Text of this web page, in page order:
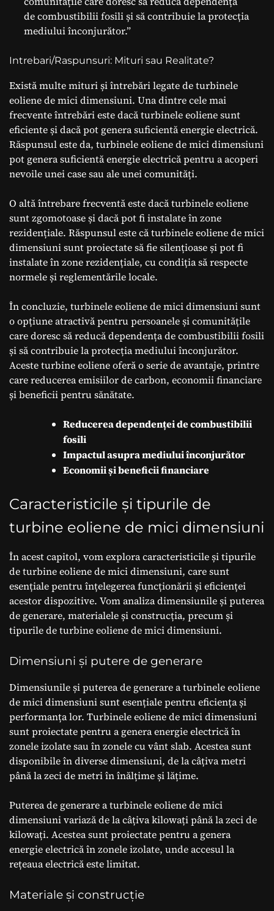
de combustibilii fosili și să contribuie la protecția
mediului înconjurător.”
Intrebari/Raspunsuri: Mituri sau Realitate?
Există multe mituri și întrebări legate de turbinele
eoliene de mici dimensiuni. Una dintre cele mai
frecvente întrebări este dacă turbinele eoliene sunt
eficiente și dacă pot genera suficientă energie electrică.
Răspunsul este da, turbinele eoliene de mici dimensiuni
pot genera suficientă energie electrică pentru a acoperi
nevoile unei case sau ale unei comunități.
O altă întrebare frecventă este dacă turbinele eoliene
sunt zgomotoase și dacă pot fi instalate în zone
rezidențiale. Răspunsul este că turbinele eoliene de mici
dimensiuni sunt proiectate să fie silențioase și pot fi
instalate în zone rezidențiale, cu condiția să respecte
normele și reglementările locale.
În concluzie, turbinele eoliene de mici dimensiuni sunt
o opțiune atractivă pentru persoanele și comunitățile
care doresc să reducă dependența de combustibilii fosili
și să contribuie la protecția mediului înconjurător.
Aceste turbine eoliene oferă o serie de avantaje, printre
care reducerea emisiilor de carbon, economii financiare
și beneficii pentru sănătate.
Reducerea dependenței de combustibilii
fosili
Impactul asupra mediului înconjurător
Economii și beneficii financiare
Caracteristicile și tipurile de
turbine eoliene de mici dimensiuni
În acest capitol, vom explora caracteristicile și tipurile
de turbine eoliene de mici dimensiuni, care sunt
esențiale pentru înțelegerea funcționării și eficienței
acestor dispozitive. Vom analiza dimensiunile și puterea
de generare, materialele și construcția, precum și
tipurile de turbine eoliene de mici dimensiuni.
Dimensiuni și putere de generare
Dimensiunile și puterea de generare a turbinele eoliene
de mici dimensiuni sunt esențiale pentru eficiența și
performanța lor. Turbinele eoliene de mici dimensiuni
sunt proiectate pentru a genera energie electrică în
zonele izolate sau în zonele cu vânt slab. Acestea sunt
disponibile în diverse dimensiuni, de la câțiva metri
până la zeci de metri în înălțime și lățime.
Puterea de generare a turbinele eoliene de mici
dimensiuni variază de la câțiva kilowați până la zeci de
kilowați. Acestea sunt proiectate pentru a genera
energie electrică în zonele izolate, unde accesul la
rețeaua electrică este limitat.
Materiale și construcție